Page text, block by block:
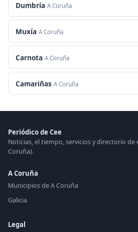
Dumbría A Coruña
Muxía A Coruña
Carnota A Coruña
Camariñas A Coruña
Periódico de Cee
Noticias, el tiempo, servicios y directorio de
Coruña).
A Coruña
Municipios de A Coruña
Galicia
Legal